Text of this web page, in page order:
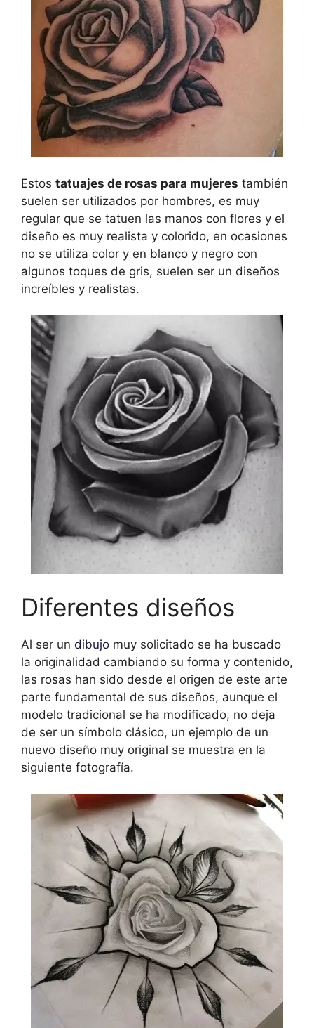
Estos tatuajes de rosas para mujeres también
suelen ser utilizados por hombres, es muy
regular que se tatuen las manos con flores y el
diseño es muy realista y colorido, en ocasiones
no se utiliza color y en blanco y negro con
algunos toques de gris, suelen ser un diseños
increíbles y realistas.
Diferentes diseños
Al ser un dibujo muy solicitado se ha buscado
la originalidad cambiando su forma y contenido,
las rosas han sido desde el origen de este arte
parte fundamental de sus diseños, aunque el
modelo tradicional se ha modificado, no deja
de ser un símbolo clásico, un ejemplo de un
nuevo diseño muy original se muestra en la
siguiente fotografía.